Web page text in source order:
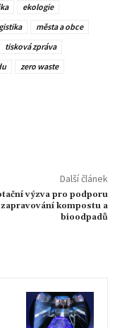
ekologie
města a obce
tisková zpráva
zero waste
Další článek
výzva pro podporu
zapravování kompostu a
bioodpadů